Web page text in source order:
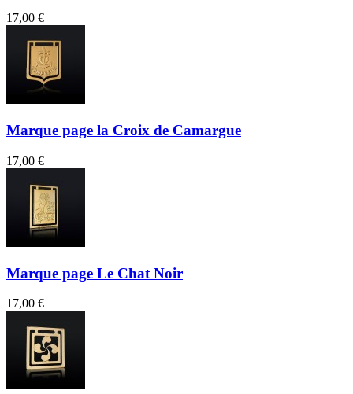
17,00 €
Marque page la Croix de Camargue
17,00 €
Marque page Le Chat Noir
17,00 €